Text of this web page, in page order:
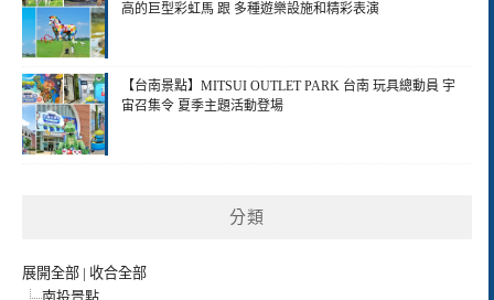
高的巨型彩虹馬 跟 多種遊樂設施和精彩表演
【台南景點】MITSUI OUTLET PARK 台南 玩具總動員 宇
宙召集令 夏季主題活動登場
分類
展開全部 | 收合全部